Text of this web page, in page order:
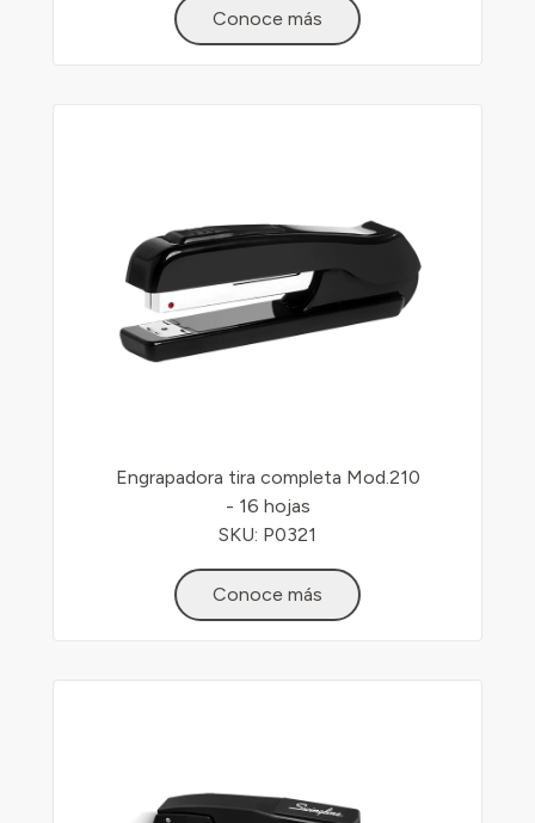
Conoce más
Engrapadora tira completa Mod.210
- 16 hojas
SKU: P0321
Conoce más